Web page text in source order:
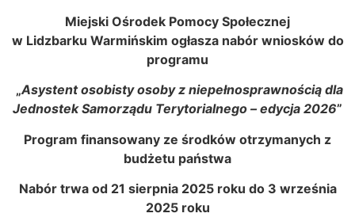
Miejski Ośrodek Pomocy Społecznej
w Lidzbarku Warmińskim ogłasza nabór wniosków do
programu
„Asystent osobisty osoby z niepełnosprawnością dla
Jednostek Samorządu Terytorialnego – edycja 2026”
Program finansowany ze środków otrzymanych z
budżetu państwa
Nabór trwa od 21 sierpnia 2025 roku do 3 września
2025 roku